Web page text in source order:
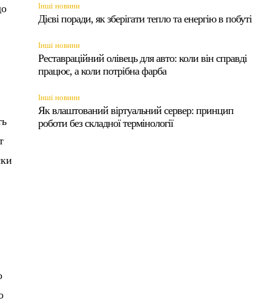
Інші новини
Дієві поради, як зберігати тепло та енергію в побуті
Інші новини
Реставраційний олівець для авто: коли він справді
працює, а коли потрібна фарба
Інші новини
Як влаштований віртуальний сервер: принцип
роботи без складної термінології